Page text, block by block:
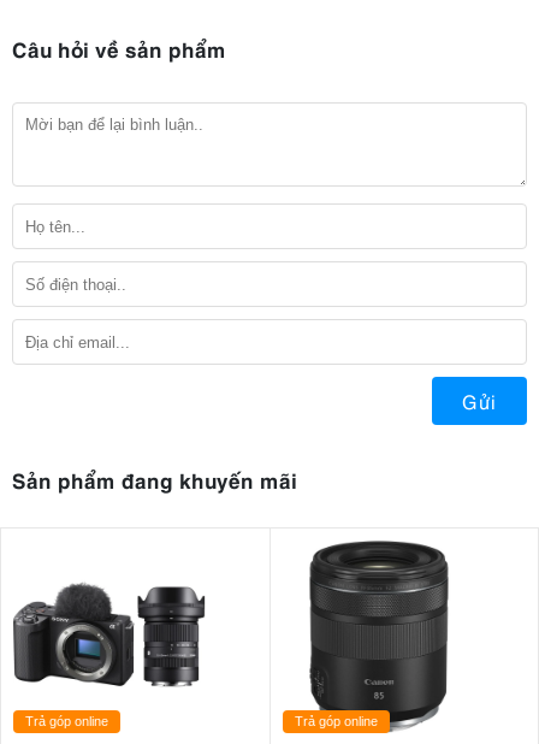
Câu hỏi về sản phẩm
Gửi
Sản phẩm đang khuyến mãi
Trả góp online Trả góp online